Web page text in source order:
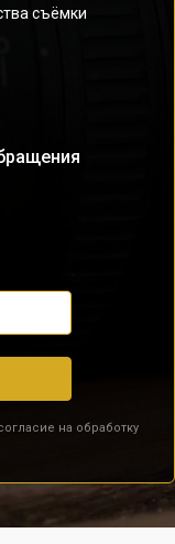
съёмки
на обработку